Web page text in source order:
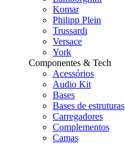
Komar
Philipp Plein
Trussardi
Versace
York
Componentes & Tech
Acessórios
Audio Kit
Bases
Bases de estruturas
Carregadores
Complementos
Camas